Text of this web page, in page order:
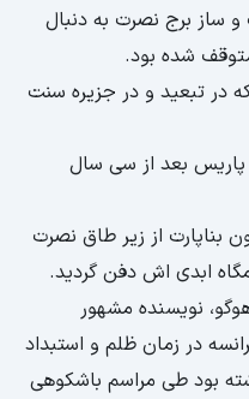
ساخت و ساز برج نصرت به دنبال
شده بود.
که در تبعید و در جزیره سنت
نصرت پاریس بعد از سی سال
ناپلئون بناپارت از زیر طاق نصرت
ابدی اش دفن گردید.
هوگو، نویسنده مشهور
در زمان ظلم و استبداد
بود طی مراسم باشکوهی